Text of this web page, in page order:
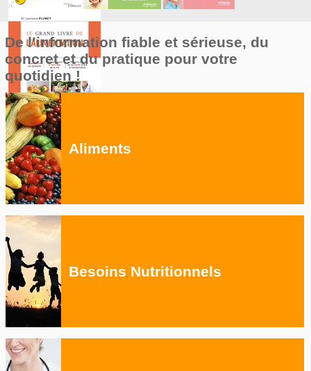
De l’information fiable et sérieuse, du
concret et du pratique pour votre
quotidien !
Aliments
Besoins Nutritionnels